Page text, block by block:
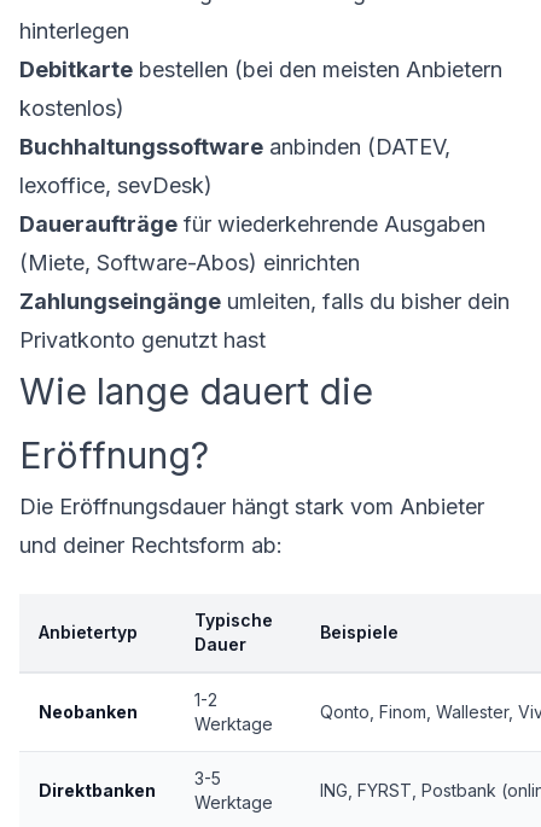
hinterlegen
Debitkarte bestellen (bei den meisten Anbietern
kostenlos)
Buchhaltungssoftware anbinden (DATEV,
lexoffice, sevDesk)
Daueraufträge für wiederkehrende Ausgaben
(Miete, Software-Abos) einrichten
Zahlungseingänge umleiten, falls du bisher dein
Privatkonto genutzt hast
Wie lange dauert die
Eröffnung?
Die Eröffnungsdauer hängt stark vom Anbieter
und deiner Rechtsform ab:
Anbietertyp
Typische
Dauer
Beispiele
Neobanken
1-2
Werktage
Qonto, Finom, Wallester,
Direktbanken
3-5
Werktage
ING, FYRST, Postbank